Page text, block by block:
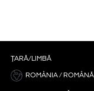
ȚARĂ/LIMBĂ
ROMÂNIA / ROMÂNĂ